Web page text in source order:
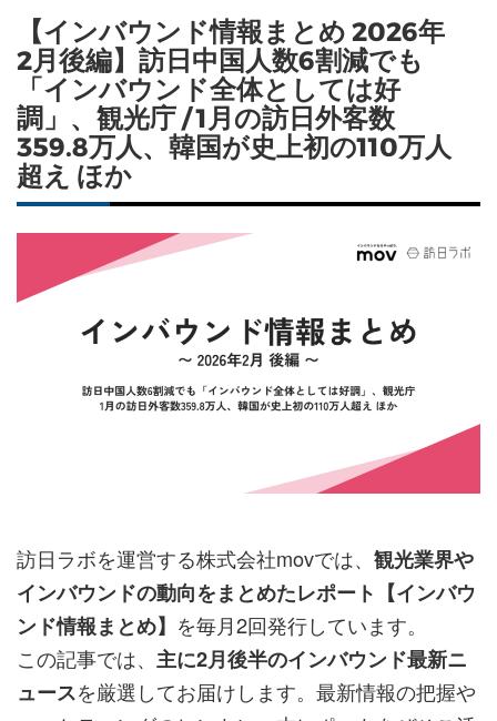
【インバウンド情報まとめ 2026年
2月後編】訪日中国人数6割減でも
「インバウンド全体としては好
調」、観光庁 / 1月の訪日外客数
359.8万人、韓国が史上初の110万人
超え ほか
訪日ラボを運営する株式会社movでは、 観光業界や
インバウンドの動向をまとめたレポート【インバウ
ンド情報まとめ】 を毎月2回発行しています。
この記事では、 主に2月後半のインバウンド最新ニ
ュースを厳選してお届けします。最新情報の把握や